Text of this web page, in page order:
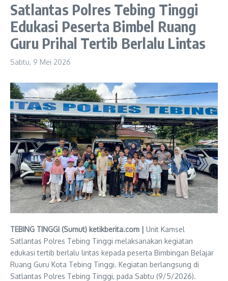
Satlantas Polres Tebing Tinggi
Edukasi Peserta Bimbel Ruang
Guru Prihal Tertib Berlalu Lintas
Sabtu, 9 Mei 2026
TEBING TINGGI (Sumut) ketikberita.com | Unit Kamsel
Satlantas Polres Tebing Tinggi melaksanakan kegiatan
edukasi tertib berlalu lintas kepada peserta Bimbingan Belajar
Ruang Guru Kota Tebing Tinggi. Kegiatan berlangsung di
Satlantas Polres Tebing Tinggi, pada Sabtu (9/5/2026).